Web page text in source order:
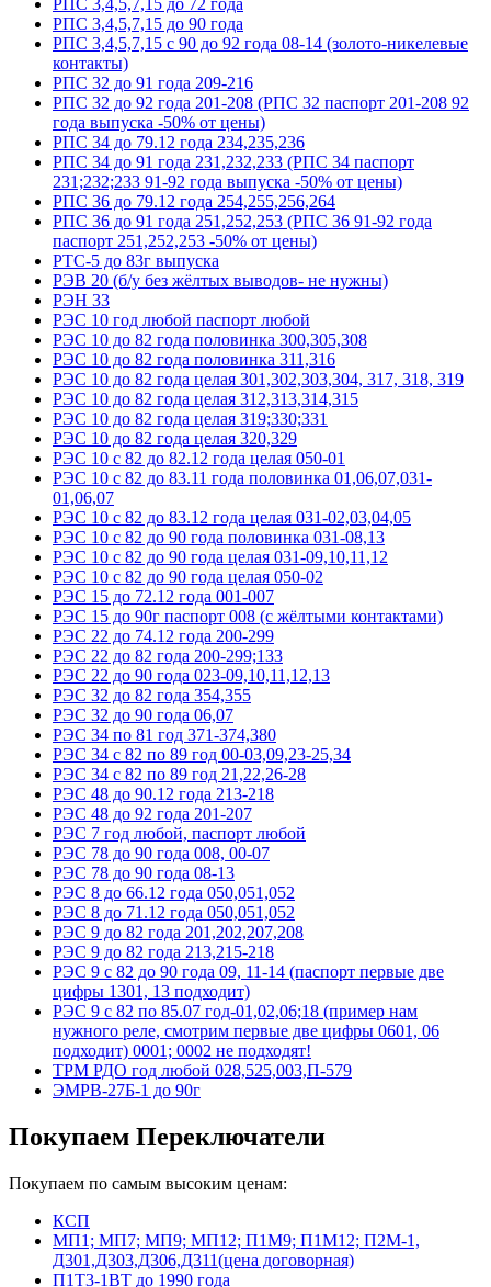
РПС 3,4,5,7,15 до 72 года
РПС 3,4,5,7,15 до 90 года
РПС 3,4,5,7,15 с 90 до 92 года 08-14 (золото-никелевые
контакты)
РПС 32 до 91 года 209-216
РПС 32 до 92 года 201-208 (РПС 32 паспорт 201-208 92
года выпуска -50% от цены)
РПС 34 до 79.12 года 234,235,236
РПС 34 до 91 года 231,232,233 (РПС 34 паспорт
231;232;233 91-92 года выпуска -50% от цены)
РПС 36 до 79.12 года 254,255,256,264
РПС 36 до 91 года 251,252,253 (РПС 36 91-92 года
паспорт 251,252,253 -50% от цены)
РТС-5 до 83г выпуска
РЭВ 20 (б/у без жёлтых выводов- не нужны)
РЭН 33
РЭС 10 год любой паспорт любой
РЭС 10 до 82 года половинка 300,305,308
РЭС 10 до 82 года половинка 311,316
РЭС 10 до 82 года целая 301,302,303,304, 317, 318, 319
РЭС 10 до 82 года целая 312,313,314,315
РЭС 10 до 82 года целая 319;330;331
РЭС 10 до 82 года целая 320,329
РЭС 10 с 82 до 82.12 года целая 050-01
РЭС 10 с 82 до 83.11 года половинка 01,06,07,031-
01,06,07
РЭС 10 с 82 до 83.12 года целая 031-02,03,04,05
РЭС 10 с 82 до 90 года половинка 031-08,13
РЭС 10 с 82 до 90 года целая 031-09,10,11,12
РЭС 10 с 82 до 90 года целая 050-02
РЭС 15 до 72.12 года 001-007
РЭС 15 до 90г паспорт 008 (с жёлтыми контактами)
РЭС 22 до 74.12 года 200-299
РЭС 22 до 82 года 200-299;133
РЭС 22 до 90 года 023-09,10,11,12,13
РЭС 32 до 82 года 354,355
РЭС 32 до 90 года 06,07
РЭС 34 по 81 год 371-374,380
РЭС 34 с 82 по 89 год 00-03,09,23-25,34
РЭС 34 с 82 по 89 год 21,22,26-28
РЭС 48 до 90.12 года 213-218
РЭС 48 до 92 года 201-207
РЭС 7 год любой, паспорт любой
РЭС 78 до 90 года 008, 00-07
РЭС 78 до 90 года 08-13
РЭС 8 до 66.12 года 050,051,052
РЭС 8 до 71.12 года 050,051,052
РЭС 9 до 82 года 201,202,207,208
РЭС 9 до 82 года 213,215-218
РЭС 9 с 82 до 90 года 09, 11-14 (паспорт первые две
цифры 1301, 13 подходит)
РЭС 9 с 82 по 85.07 год-01,02,06;18 (пример нам
нужного реле, смотрим первые две цифры 0601, 06
подходит) 0001; 0002 не подходят!
ТРМ РДО год любой 028,525,003,П-579
ЭМРВ-27Б-1 до 90г
Покупаем Переключатели
Покупаем по самым высоким ценам:
КСП
МП1; МП7; МП9; МП12; П1М9; П1М12; П2М-1,
Д301,Д303,Д306,Д311(цена договорная)
П1Т3-1ВТ до 1990 года